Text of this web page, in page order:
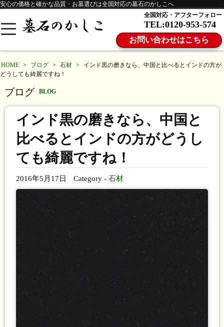
安心の価格と確かな品質・お墓選びは全国対応の墓石のかしこへ
全国対応・アフターフォロー
TEL:0120-953-574
お問い合わせはこちら
HOME > ブログ > 石材 >
インド黒の磨きなら、中国と比べるとインドの方が
どうしても綺麗ですね！
ブログ BLOG
インド黒の磨きなら、中国と
比べるとインドの方がどうし
ても綺麗ですね！
2016年5月17日 Category -石材